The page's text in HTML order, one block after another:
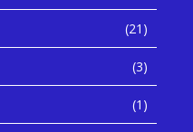
(21)
(3)
(1)